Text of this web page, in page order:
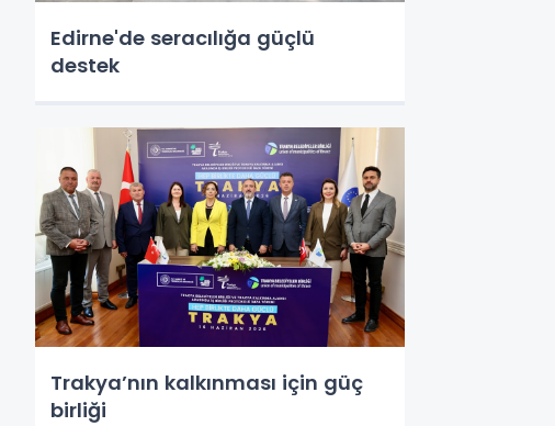
Edirne'de seracılığa güçlü
destek
Trakya’nın kalkınması için güç
birliği